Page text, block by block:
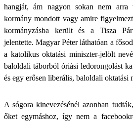
hangját, ám nagyon sokan nem
kormány mondott vagy amire
kormányzásba került és a Tisza
jelentette. Magyar Péter láthatóan a
a katolikus oktatási miniszter-jelölt
baloldali táborból óriási ledorongolást
és egy erősen liberális, baloldali oktatási
A sógora kinevezésénél azonban
őket egymáshoz, így nem a